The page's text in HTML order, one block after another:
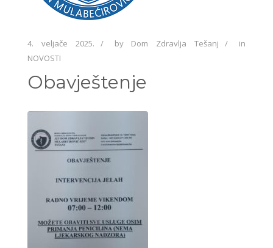
4. veljače 2025. by Dom Zdravlja Tešanj
in
NOVOSTI
Obavještenje